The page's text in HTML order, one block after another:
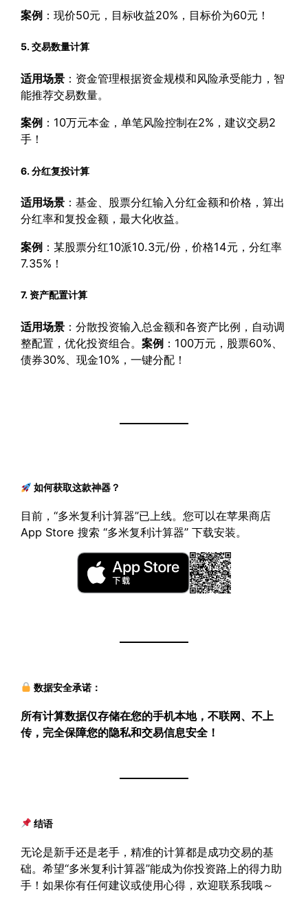
案例 ：现价50元，目标收益20%，目标价为60元！
5. 交易数量计算
适用场景 ：资金管理根据资金规模和风险承受能力，智
能推荐交易数量。
案例 ：10万元本金，单笔风险控制在2%，建议交易2
手！
6. 分红复投计算
适用场景 ：基金、股票分红输入分红金额和价格，算出
分红率和复投金额，最大化收益。
案例 ：某股票分红10派10.3元/份，价格14元，分红率
7.35%！
7. 资产配置计算
适用场景 ：分散投资输入总金额和各资产比例，自动调
整配置，优化投资组合。案例 ：100万元，股票60%、
债券30%、现金10%，一键分配！
如何获取这款神器？
目前，“多米复利计算器”已上线。您可以在苹果商店
App Store 搜索 “多米复利计算器” 下载安装。
数据安全承诺：
所有计算数据仅存储在您的手机本地，不联网、不上
传，完全保障您的隐私和交易信息安全！
结语
无论是新手还是老手，精准的计算都是成功交易的基
础。希望“多米复利计算器”能成为你投资路上的得力助
手！如果你有任何建议或使用心得，欢迎联系我哦～